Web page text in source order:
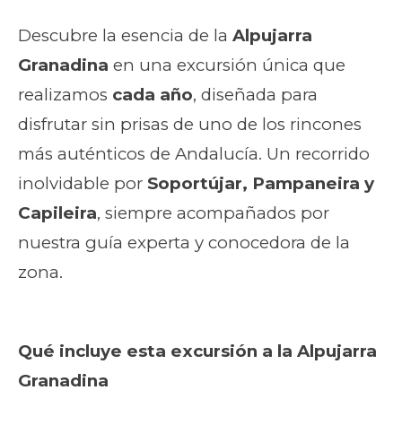
Descubre la esencia de la Alpujarra
Granadina en una excursión única que
realizamos cada año, diseñada para
disfrutar sin prisas de uno de los rincones
más auténticos de Andalucía. Un recorrido
inolvidable por Soportújar, Pampaneira y
Capileira, siempre acompañados por
nuestra guía experta y conocedora de la
zona.
Qué incluye esta excursión a la Alpujarra
Granadina